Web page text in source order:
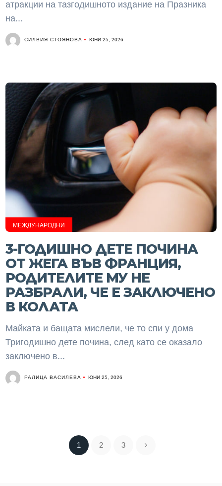
атракции на тазгодишното издание на Празника
на...
СИЛВИЯ СТОЯНОВА ЮНИ 25, 2026
МЕЖДУНАРОДНИ
3-ГОДИШНО ДЕТЕ ПОЧИНА
ОТ ЖЕГА ВЪВ ФРАНЦИЯ,
РОДИТЕЛИТЕ МУ НЕ
РАЗБРАЛИ, ЧЕ Е ЗАКЛЮЧЕНО
В КОЛАТА
Майката и бащата мислели, че то спи у дома
Тригодишно дете почина, след като се оказало
заключено в...
РАЛИЦА ВАСИЛЕВА ЮНИ 25, 2026
1 2 3